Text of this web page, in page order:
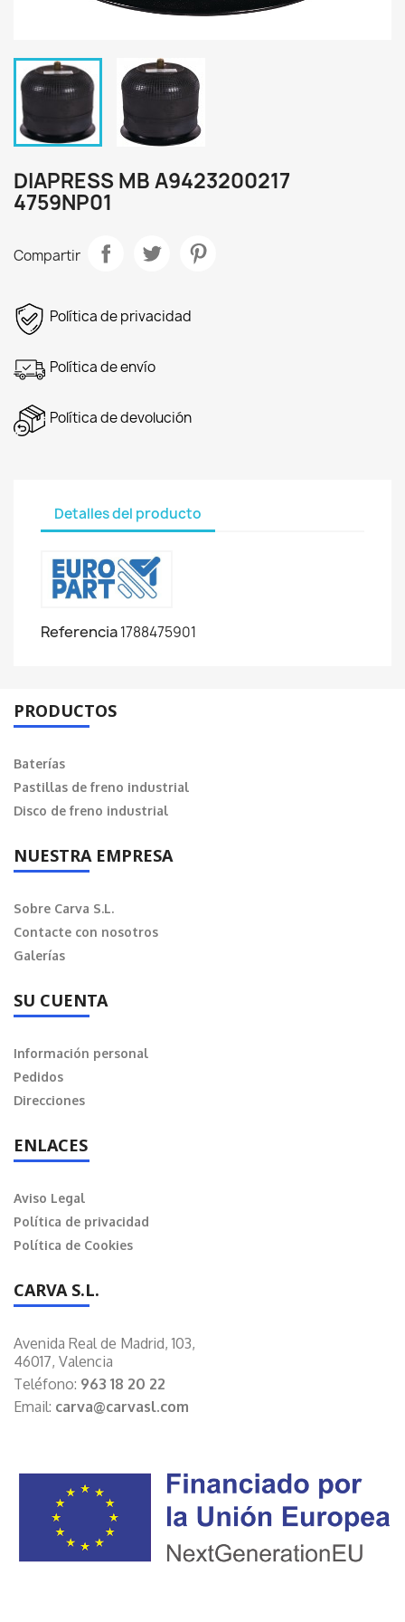
DIAPRESS MB A9423200217
4759NP01
Compartir
Política de privacidad
Política de envío
Política de devolución
Detalles del producto
Referencia1788475901
PRODUCTOS
Baterías
Pastillas de freno industrial
Disco de freno industrial
NUESTRA EMPRESA
Sobre Carva S.L.
Contacte con nosotros
Galerías
SU CUENTA
Información personal
Pedidos
Direcciones
ENLACES
Aviso Legal
Política de privacidad
Política de Cookies
CARVA S.L.
Avenida Real de Madrid, 103,
46017, Valencia
Teléfono: 963 18 20 22
Email: carva@carvasl.com